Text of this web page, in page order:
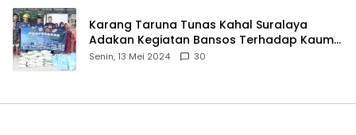
Karang Taruna Tunas Kahal Suralaya
Adakan Kegiatan Bansos Terhadap Kaum
Dhuafa dan Anak Yatim-Piatu
Senin, 13 Mei 2024 30